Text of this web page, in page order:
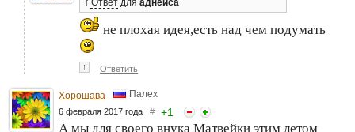
Ответ для аднеиса
не плохая идея,есть над чем подумать
↑ Ответить
Хорошава Палех
6 февраля 2017 года # +1
А мы для своего внука Матвейки этим летом